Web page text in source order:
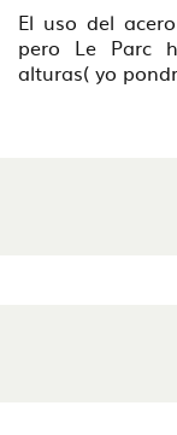
El uso del
pero Le Parc
alturas( yo